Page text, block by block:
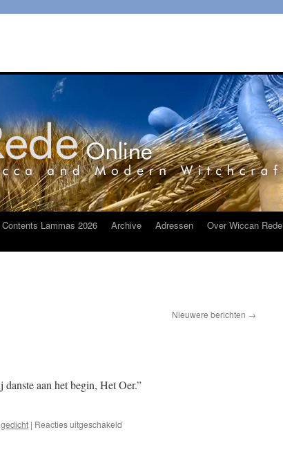
Contents Lammas 2026 Archive Adressen Over Wiccan Rede
Nieuwere berichten →
aan het begin, Het Oer.”
gedicht | Reacties uitgeschakeld